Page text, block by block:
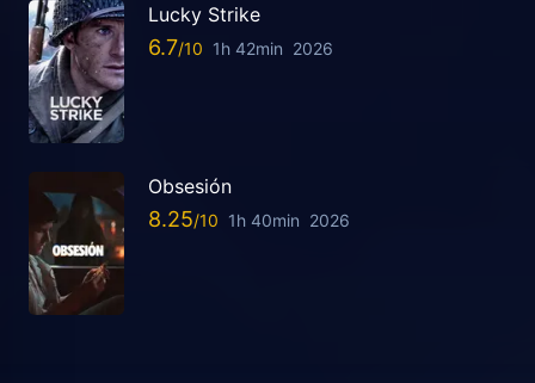
Lucky Strike
6.7 1h 42min 2026
Obsesión
8.25 1h 40min 2026